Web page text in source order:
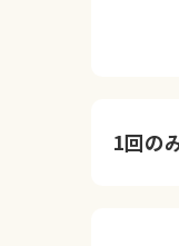
1回の